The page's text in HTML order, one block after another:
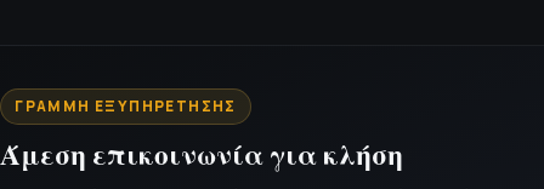
ΓΡΑΜΜΉ ΕΞΥΠΗΡΈΤΗΣΗΣ
Άμεση επικοινωνία για κλήση